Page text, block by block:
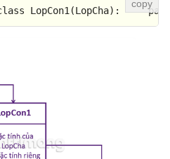
LopCon1 (LopCha):     pass